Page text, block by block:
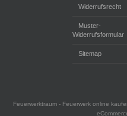
Widerrufsrecht
Muster-
Widerrufsformular
Sitemap
Feuerwerktraum - Feuerwerk online